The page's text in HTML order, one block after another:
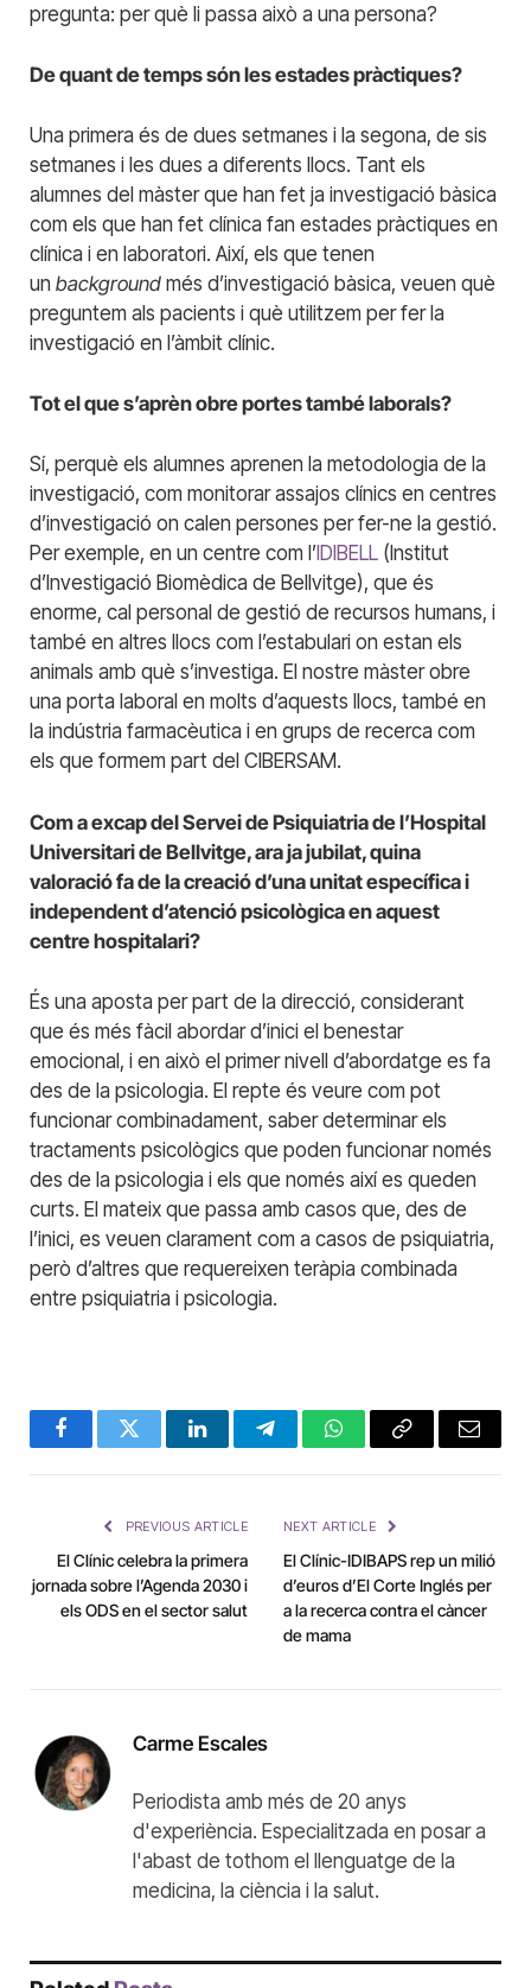
pregunta: per què li passa això a una persona?
De quant de temps són les estades pràctiques?
Una primera és de dues setmanes i la segona, de sis
setmanes i les dues a diferents llocs. Tant els
alumnes del màster que han fet ja investigació bàsica
com els que han fet clínica fan estades pràctiques en
clínica i en laboratori. Així, els que tenen
un background més d’investigació bàsica, veuen què
preguntem als pacients i què utilitzem per fer la
investigació en l’àmbit clínic.
Tot el que s’aprèn obre portes també laborals?
Sí, perquè els alumnes aprenen la metodologia de la
investigació, com monitorar assajos clínics en centres
d’investigació on calen persones per fer-ne la gestió.
Per exemple, en un centre com l’ IDIBELL (Institut
d’Investigació Biomèdica de Bellvitge), que és
enorme, cal personal de gestió de recursos humans, i
també en altres llocs com l’estabulari on estan els
animals amb què s’investiga. El nostre màster obre
una porta laboral en molts d’aquests llocs, també en
la indústria farmacèutica i en grups de recerca com
els que formem part del CIBERSAM.
Com a excap del Servei de Psiquiatria de l’Hospital
Universitari de Bellvitge, ara ja jubilat, quina
valoració fa de la creació d’una unitat específica i
independent d’atenció psicològica en aquest
centre hospitalari?
És una aposta per part de la direcció, considerant
que és més fàcil abordar d’inici el benestar
emocional, i en això el primer nivell d’abordatge es fa
des de la psicologia. El repte és veure com pot
funcionar combinadament, saber determinar els
tractaments psicològics que poden funcionar només
des de la psicologia i els que només així es queden
curts. El mateix que passa amb casos que, des de
l’inici, es veuen clarament com a casos de psiquiatria,
però d’altres que requereixen teràpia combinada
entre psiquiatria i psicologia.
FacebookTwitter LinkedInTelegramWhatsAppCopy
Email
PREVIOUS ARTICLE
El Clínic celebra la primera
jornada sobre l’Agenda 2030 i
els ODS en el sector salut
NEXT ARTICLE
El Clínic-IDIBAPS rep un milió
d’euros d’El Corte Inglés per
a la recerca contra el càncer
de mama
Carme Escales
Periodista amb més de 20 anys
d'experiència. Especialitzada en posar a
l'abast de tothom el llenguatge de la
medicina, la ciència i la salut.